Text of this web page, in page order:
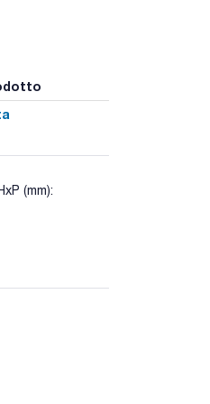
(mm):
per campioni